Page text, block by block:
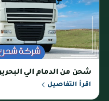
شحن من الدمام الي
اقرأ التفاصيل